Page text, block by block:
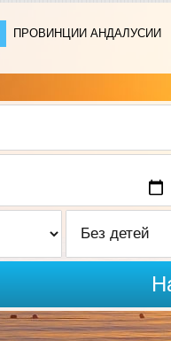
ПРОВИНЦИИ АНДАЛУСИИ